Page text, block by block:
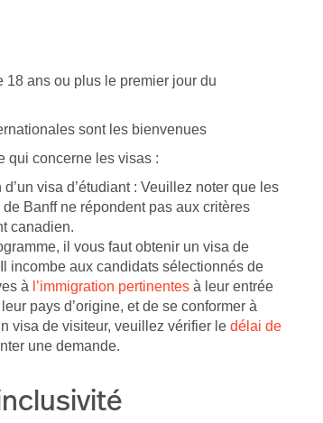
18 ans ou plus le premier jour du
sont les bienvenues
qui concerne les visas :
visa d’étudiant : Veuillez noter que les
Banff ne répondent pas aux critères
canadien.
il vous faut obtenir un visa de
incombe aux candidats sélectionnés de
à l’immigration pertinentes à leur entrée
pays d’origine, et de se conformer à
visa de visiteur, veuillez vérifier ledélai de
une demande.